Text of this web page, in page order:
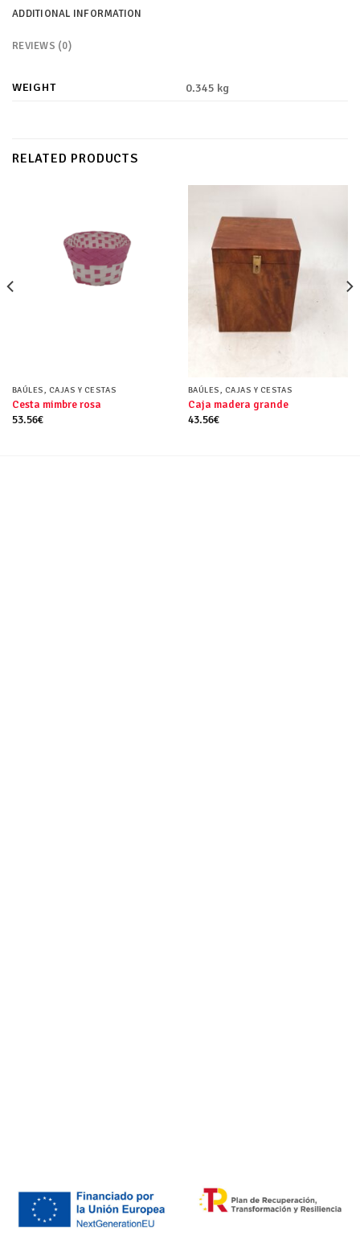
ADDITIONAL INFORMATION
REVIEWS (0)
WEIGHT 0.345 kg
RELATED PRODUCTS
BAÚLES, CAJAS Y CESTAS
Cesta mimbre rosa
53.56€
BAÚLES, CAJAS Y CESTAS
Caja madera grande
43.56€